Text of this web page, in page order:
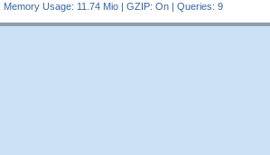
Memory Usage: 11.74 Mio | GZIP: On | Queries: 9